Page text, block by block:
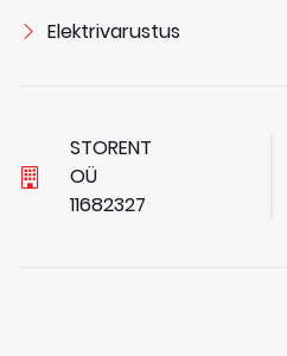
Elektrivarustus
STORENT
OÜ
11682327